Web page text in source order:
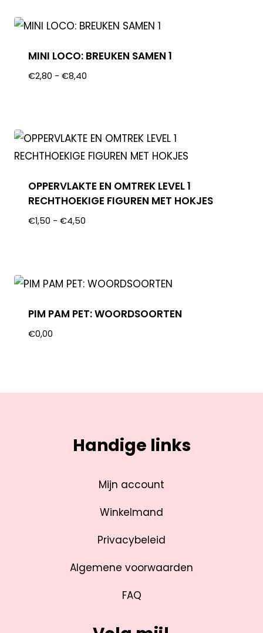
MINI LOCO: BREUKEN SAMEN 1
€2,80 - €8,40
OPPERVLAKTE EN OMTREK LEVEL 1
RECHTHOEKIGE FIGUREN MET HOKJES
€1,50 - €4,50
PIM PAM PET: WOORDSOORTEN
€0,00
Handige links
Mijn account
Winkelmand
Privacybeleid
Algemene voorwaarden
FAQ